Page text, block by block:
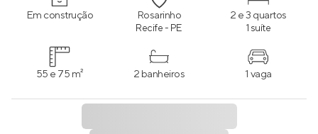
Em construção Rosarinho
Recife - PE
2 e 3 quartos
1 suíte
55 e 75 m² 2 banheiros 1 vaga